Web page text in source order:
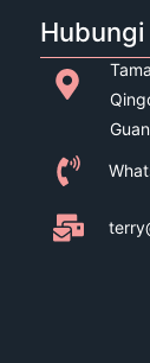
Hubungi